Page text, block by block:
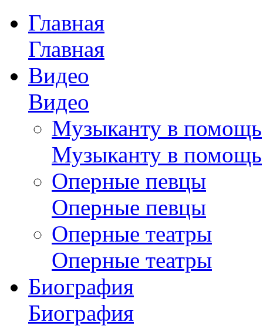
Главная
Главная
Видео
Видео
Музыканту в помощь
Музыканту в помощь
Оперные певцы
Оперные певцы
Оперные театры
Оперные театры
Биография
Биография